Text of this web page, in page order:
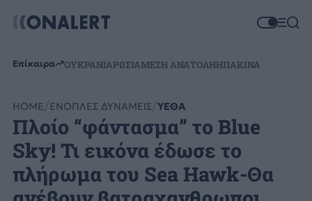
Επίκαιρα ΟΥΚΡΑΝΙΑΡΩΣΙΑΜΕΣΗ ΑΝΑΤΟΛΗΗΠΑΚΙΝΑ
HOME ΕΝΟΠΛΕΣ ΔΥΝΑΜΕΙΣ ΥΕΘΑ
Πλοίο “φάντασμα” το Blue
Sky! Τι εικόνα έδωσε το
πλήρωμα του Sea Hawk-Θα